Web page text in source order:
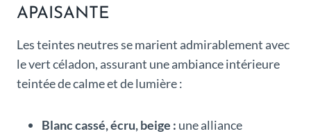
APAISANTE
Les teintes neutres se marient admirablement avec
le vert céladon, assurant une ambiance intérieure
teintée de calme et de lumière :
Blanc cassé, écru, beige : une alliance